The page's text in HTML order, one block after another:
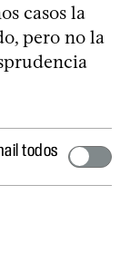
casos la
pero no la
todos